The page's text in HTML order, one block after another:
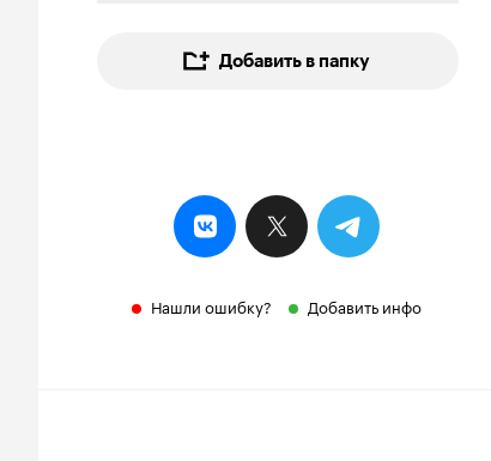
Добавить в папку
Нашли ошибку? Добавить инфо